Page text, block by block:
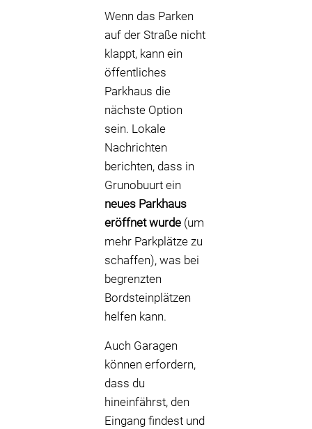
Wenn das Parken
auf der Straße nicht
klappt, kann ein
öffentliches
Parkhaus die
nächste Option
sein. Lokale
Nachrichten
berichten, dass in
Grunobuurt ein
neues Parkhaus
eröffnet wurde (um
mehr Parkplätze zu
schaffen), was bei
begrenzten
Bordsteinplätzen
helfen kann.
Auch Garagen
können erfordern,
dass du
hineinfährst, den
Eingang findest und